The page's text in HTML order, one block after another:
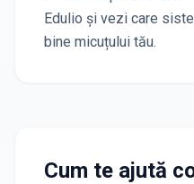
Edulio și vezi care
bine micuțului tău.
Cum te ajută